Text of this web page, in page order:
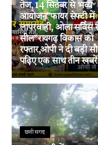
तेज, 14 सितंबर से भव्य
आयोजन”फायर सेफ्टी में
लापरवाही, ओला सर्विस
सील”रायगढ़ विकास को
रफ्तार,ओपी ने दी बड़ी
पढ़िए एक साथ तीन
छत्तीसगढ़